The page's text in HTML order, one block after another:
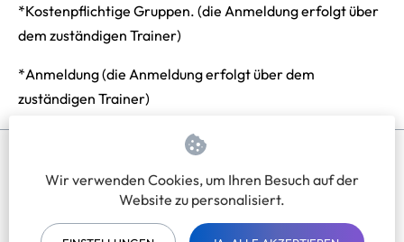
*Kostenpflichtige Gruppen. (die Anmeldung erfolgt über
dem zuständigen Trainer)
*Anmeldung (die Anmeldung erfolgt über dem
zuständigen Trainer)
Impressum Datenschutzerklärung
Wir verwenden Cookies, um Ihren Besuch auf der
Website zu personalisiert.